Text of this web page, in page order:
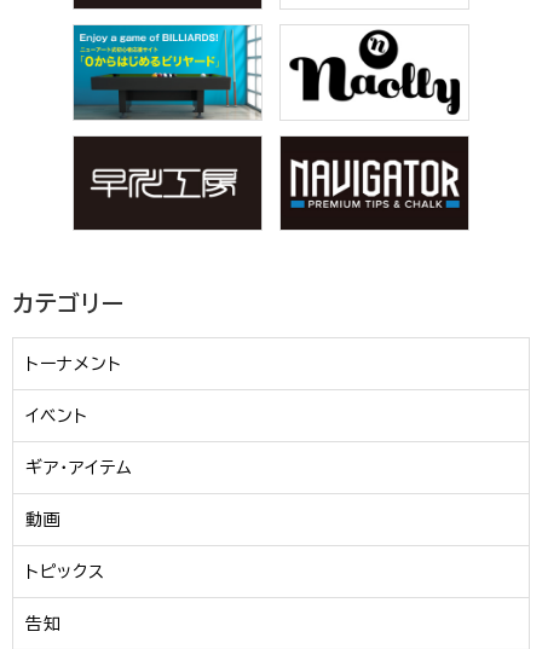
カテゴリー
トーナメント
イベント
ギア・アイテム
動画
トピックス
告知